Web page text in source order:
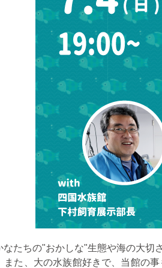
なたちの"おかしな"生態や海の大
また、大の水族館好きで、当館の